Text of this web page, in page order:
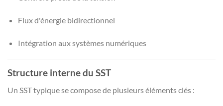
Flux d'énergie bidirectionnel
Intégration aux systèmes numériques
Structure interne du SST
Un SST typique se compose de plusieurs éléments clés :